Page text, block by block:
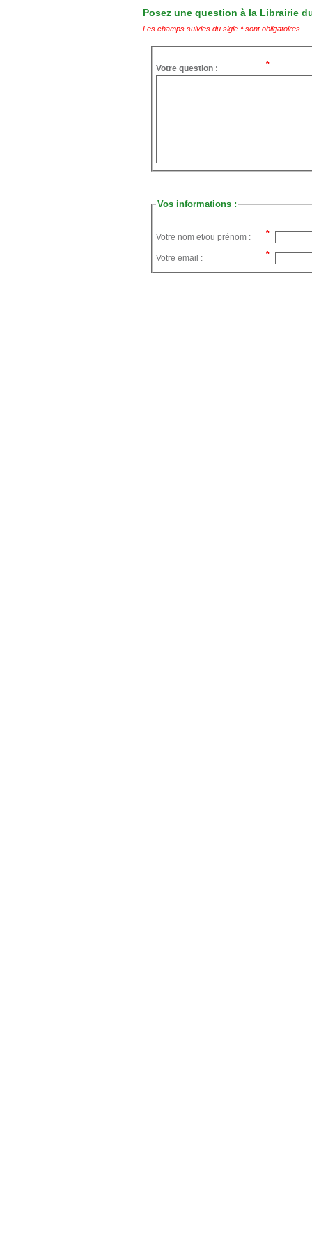
Posez une question à la Librairie
Les champs suivies du sigle *sont obligatoires.
Votre question :
Vos informations :
Votre nom et/ou prénom :
Votre email :